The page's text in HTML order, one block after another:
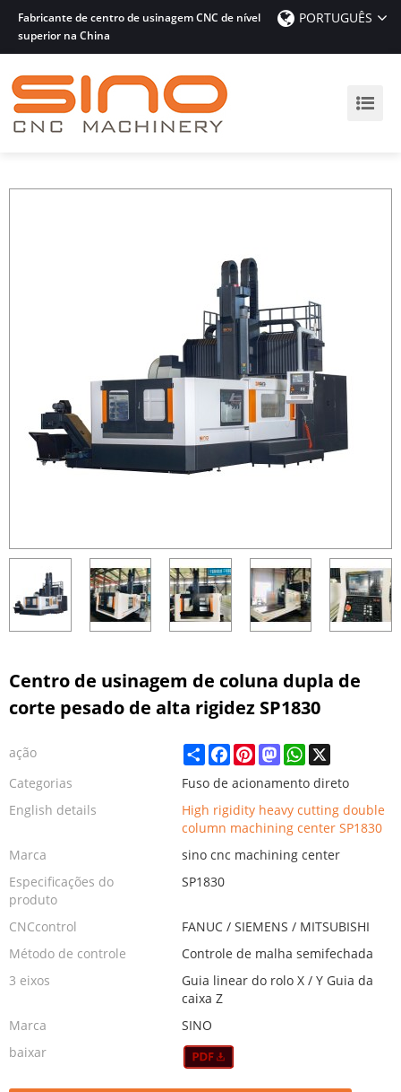
Fabricante de centro de usinagem CNC de nível
superior na China
PORTUGUÊS
Centro de usinagem de coluna dupla de
corte pesado de alta rigidez SP1830
ação ShareFacebook
PinterestMastodonWhatsApp
X
Categorias
Fuso de acionamento direto
English details
High rigidity heavy cutting double
column machining center SP1830
Marca
sino cnc machining center
Especificações do
produto
SP1830
CNCcontrol
FANUC / SIEMENS / MITSUBISHI
Método de controle
Controle de malha semifechada
3 eixos
Guia linear do rolo X / Y Guia da
caixa Z
Marca
SINO
baixar